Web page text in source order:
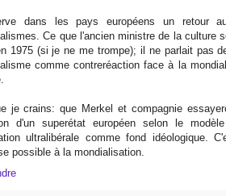
dans les pays européens un retour
Ce que l'ancien ministre de la culture
1975 (si je ne me trompe); il ne parlait pas
comme contreréaction face à la
je crains: que Merkel et compagnie
d'un superétat européen selon le
ultralibérale comme fond idéologique.
possible à la mondialisation.